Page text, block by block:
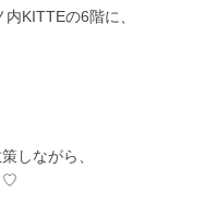
KITTEの6階に、
しながら、
♡